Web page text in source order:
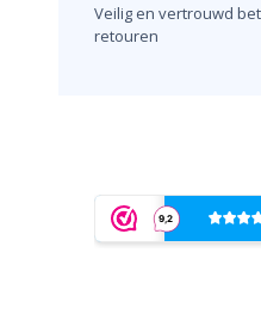
Veilig en vertrouwd
retouren